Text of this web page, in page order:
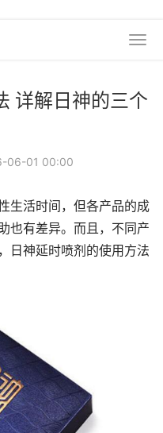
详解日神的三个
06-01 00:00
生活时间，但各产品的成
也有差异。而且，不同产
日神延时喷剂的使用方法